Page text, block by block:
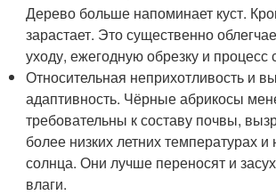
Дерево больше напоминает куст.
зарастает. Это существенно
уходу, ежегодную обрезку и процесс
Относительная неприхотливость и
адаптивность. Чёрные абрикосы
требовательны к составу почвы,
более низких летних температурах и
солнца. Они лучше переносят и
влаги.